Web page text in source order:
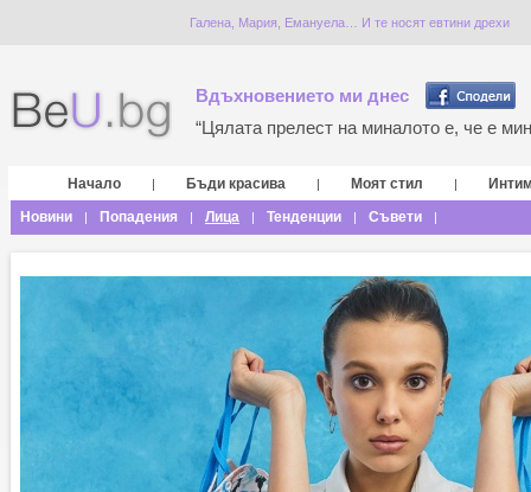
Галена, Мария, Емануела… И те носят евтини дрехи
Вдъхновението ми днес
“Цялата прелест на миналото е, че е
Начало | Бъди красива | Моят стил |
Новини
| Попадения | Лица | Тенденции | Съвети |